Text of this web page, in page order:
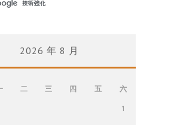
2026 年 8 月
二 三 四 五
六
1